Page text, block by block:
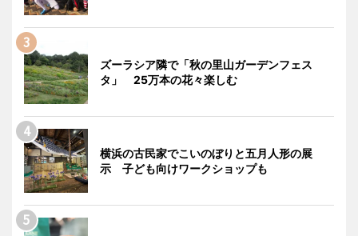
ズーラシア隣で「秋の里山ガーデンフェス
タ」 25万本の花々楽しむ
横浜の古民家でこいのぼりと五月人形の展
示 子ども向けワークショップも